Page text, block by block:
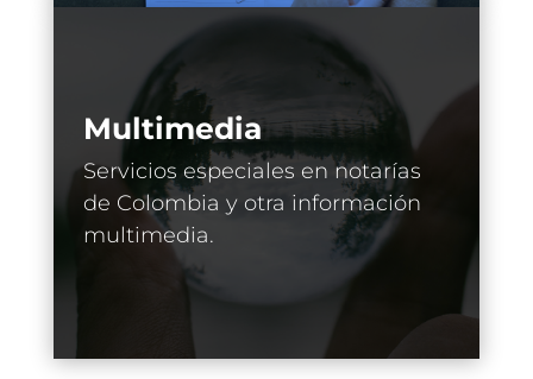
Multimedia
Servicios especiales en notarías
de Colombia y otra información
multimedia.